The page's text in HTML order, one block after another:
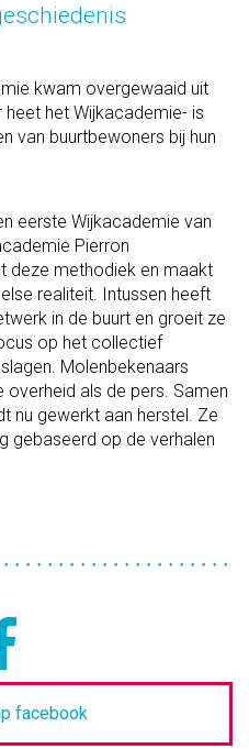
kwam overgewaaid uit
het Wijkacademie- is
van buurtbewoners bij hun
eerste Wijkacademie van
Pierron
deze methodiek en maakt
realiteit. Intussen heeft
in de buurt en groeit ze
op het collectief
Molenbekenaars
als de pers. Samen
nu gewerkt aan herstel. Ze
gebaseerd op de verhalen
facebook